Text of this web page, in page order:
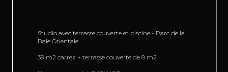
Studio avec terrasse couverte et piscine - Parc de la
Baie Orientale
39 m2 carrez + terrasse couverte de 8 m2